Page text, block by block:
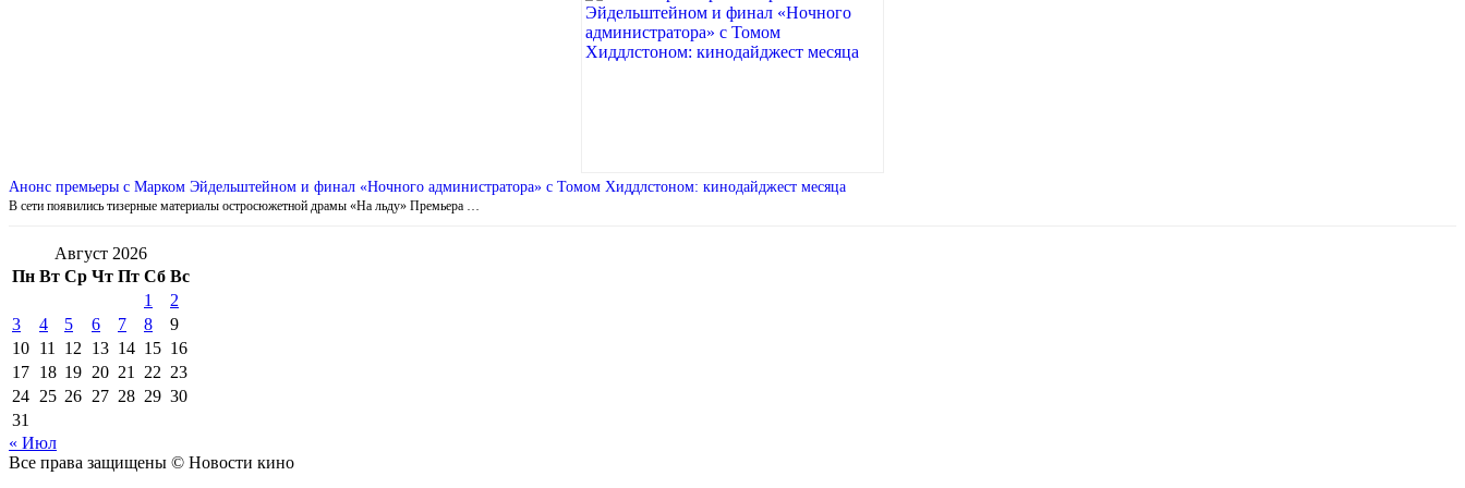
Анонс премьеры с Марком Эйдельштейном и финал «Ночного администратора» с Томом Хиддлстоном: кинодайджест месяца
В сети появились тизерные материалы остросюжетной драмы «На льду» Премьера …
Август 2026
Пн Вт Ср Чт Пт Сб Вс
1
2
3
4 5 6 7 8
9
10 11 12 13 14 15 16
17 18 19 20 21 22 23
24 25 26 27 28 29 30
31
« Июл
Все права защищены © Новости кино